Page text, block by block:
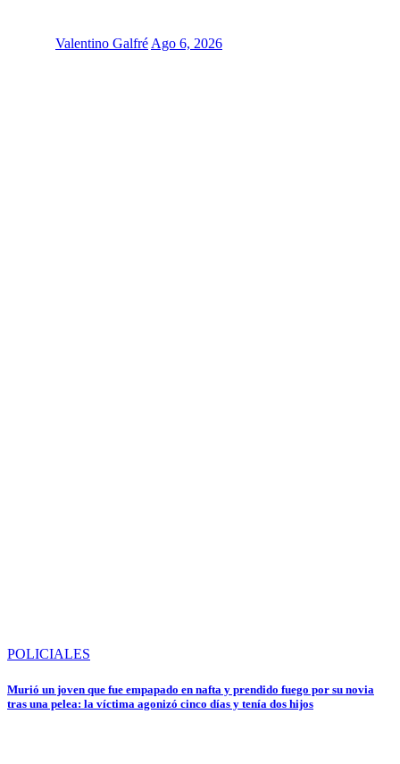
Valentino GalfréAgo 6, 2026
POLICIALES
Murió un joven que fue empapado en nafta y prendido fuego por su novia
tras una pelea: la víctima agonizó cinco días y tenía dos hijos